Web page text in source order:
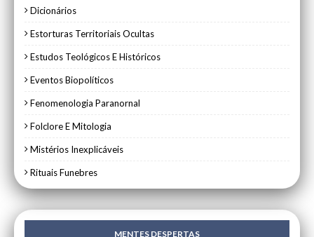
Dicionários
Estorturas Territoriais Ocultas
Estudos Teológicos E Históricos
Eventos Biopolíticos
Fenomenologia Paranornal
Folclore E Mitologia
Mistérios Inexplicáveis
Rituais Funebres
MENTES DESPERTAS